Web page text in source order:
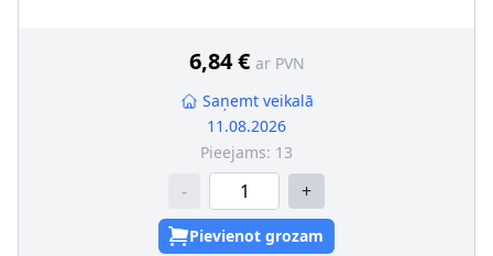
6,84 € ar PVN
Saņemt veikalā
11.08.2026
Pieejams: 13
- +
Pievienot grozam